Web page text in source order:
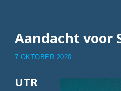
Aandacht voor
7 OKTOBER 2020
UTR